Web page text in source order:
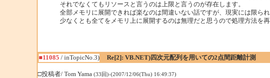
それでなくてもリソースと言うのは上限と言うのが存在します。
全部メモリに展開できれば楽なのは間違いない話ですが、現実には限ら
少なくとも全てをメモリ上に展開するのは無理だと思うので処理方法を
■11085 / inTopicNo.3)
Re[2]: VB.NET)四次元配列を用いての2点間距離計測
□投稿者/ Tom Yama (33回)-(2007/12/06(Thu) 16:49:37)